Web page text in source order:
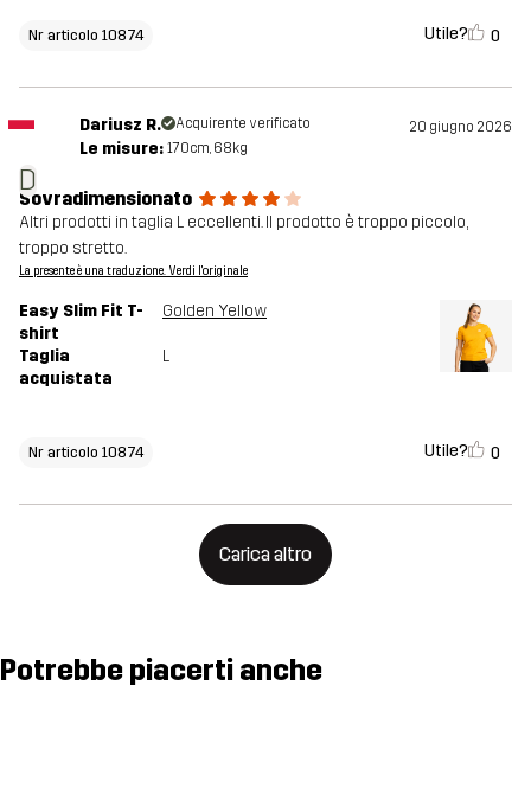
Nr articolo 10874 Utile? 0
D
Dariusz R. Acquirente verificato 20 giugno 2026
Le misure: 170cm, 68kg
Sovradimensionato
Altri prodotti in taglia L eccellenti. Il prodotto è troppo piccolo,
troppo stretto.
La presente è una traduzione. Verdi l'originale
Easy Slim Fit T-
shirt
Golden Yellow
Taglia
acquistata
L
Nr articolo 10874 Utile? 0
Carica altro
Potrebbe piacerti anche